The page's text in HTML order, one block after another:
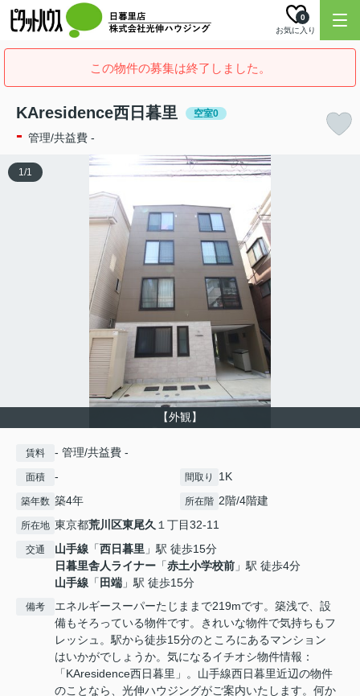
お気に入り
0
この物件の募集は終了しました。
KAresidence西日暮里 空室0
- 管理/共益費 -
【外観】
1/1
賃料 - 管理/共益費 -
面積 - 間取り 1K
築年数 築4年 所在階 2階/4階建
所在地 東京都荒川区東尾久１丁目32-11
交通 山手線 「西日暮里 」駅 徒歩15分
日暮里舎人ライナー 「赤土小学校前 」駅 徒歩4分
山手線 「 田端 」駅 徒歩15分
備考
エネルギースーパーたじままで219mです。築浅で、設
備もそろっている物件です。きれいな物件で気持ちもフ
レッシュ。駅から徒歩15分のところにあるマンション
はいかがでしょうか。気になるイチオシ物件情報：
「KAresidence西日暮里」。山手線西日暮里近辺の物件
のことなら、光伸ハウジングがご案内いたします。何か